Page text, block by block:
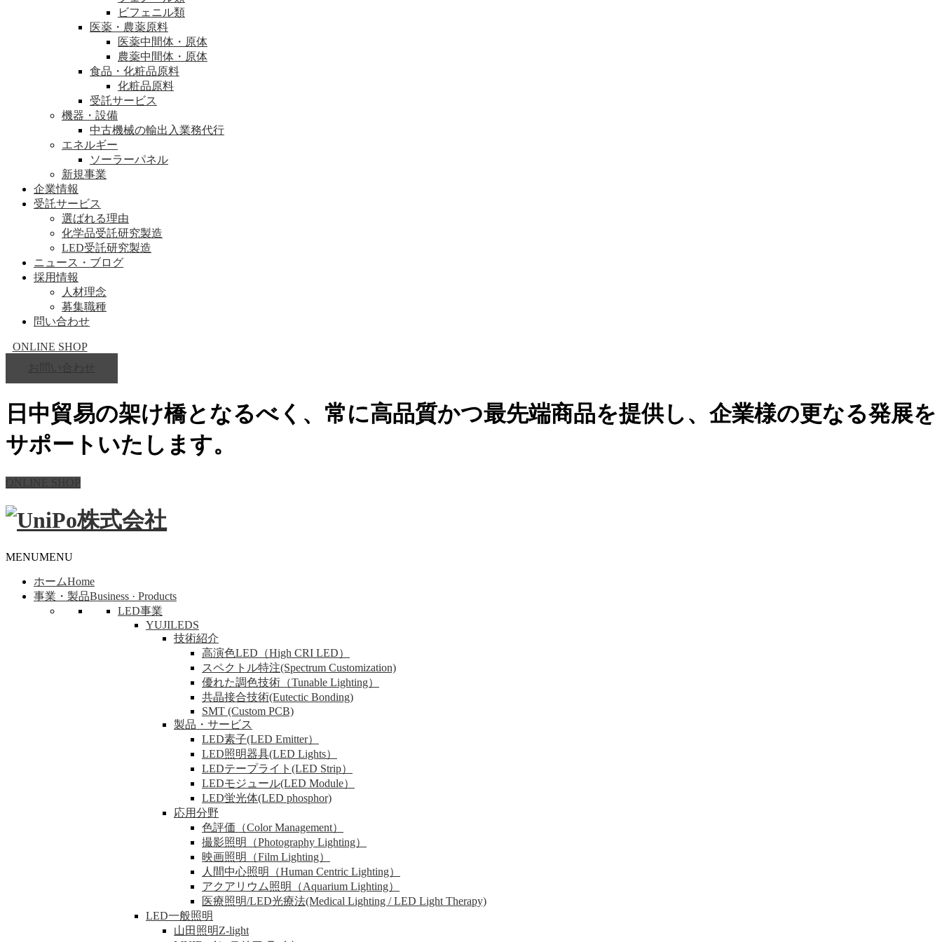
ビフェニル類
医薬・農薬原料
医薬中間体・原体
農薬中間体・原体
食品・化粧品原料
化粧品原料
受託サービス
機器・設備
中古機械の輸出入業務代行
エネルギー
ソーラーパネル
新規事業
企業情報
受託サービス
選ばれる理由
化学品受託研究製造
LED受託研究製造
ニュース・ブログ
採用情報
人材理念
募集職種
問い合わせ
ONLINE SHOP
日中貿易の架け橋となるべく、常に高品質かつ最先端商品を提供し、企業様の更なる発展を
サポートいたします。
MENUMENU
ホームHome
事業・製品Business · Products
LED事業
YUJILEDS
技術紹介
高演色LED（High CRI LED）
スペクトル特注(Spectrum Customization)
優れた調色技術（Tunable Lighting）
共晶接合技術(Eutectic Bonding)
SMT (Custom PCB)
製品・サービス
LED素子(LED Emitter）
LED照明器具(LED Lights）
LEDテープライト(LED Strip）
LEDモジュール(LED Module）
LED蛍光体(LED phosphor)
応用分野
色評価（Color Management）
撮影照明（Photography Lighting）
映画照明（Film Lighting）
人間中心照明（Human Centric Lighting）
アクアリウム照明（Aquarium Lighting）
医療照明/LED光療法(Medical Lighting / LED Light Therapy)
LED一般照明
山田照明Z-light